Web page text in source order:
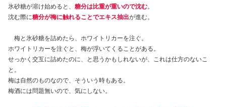
氷砂糖が溶け始めると、 糖分は比重が重いので沈む。
沈む際に糖分が梅に触れることでエキス抽出が進む。
梅と氷砂糖を詰めたら、ホワイトリカーを注ぐ。
ホワイトリカーを注ぐと、梅が浮いてくることがある。
せっかく交互に詰めたのに、と思うかもしれないが、これは仕方のないこ
と。
梅は自然のものなので、そういう時もある。
梅酒には問題無いので、気にしない。